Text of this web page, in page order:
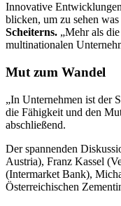
Innovative
blicken, um zu sehen
Scheiterns. „Mehr als
multinationalen
Mut zum Wandel
„In Unternehmen ist der
die Fähigkeit und den
abschließend.
Der spannenden
Austria), Franz Kassel
(Intermarket Bank),
Österreichischen